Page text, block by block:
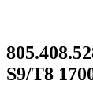
S9/T8